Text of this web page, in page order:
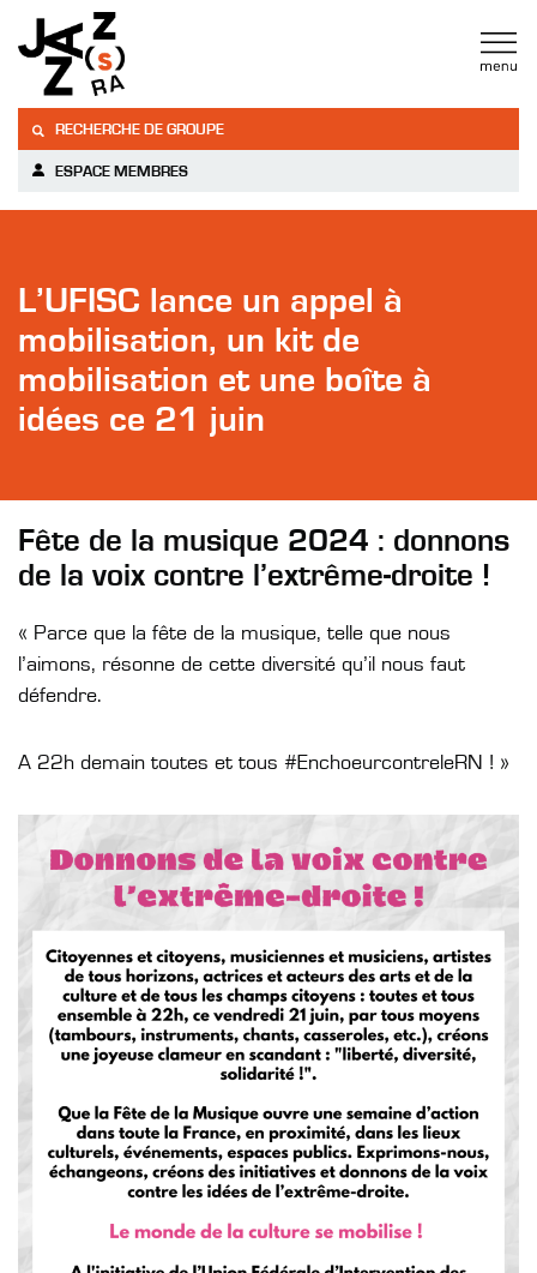
RECHERCHE DE GROUPE
ESPACE MEMBRES
L’UFISC lance un appel à
mobilisation, un kit de
mobilisation et une boîte à
idées ce 21 juin
Fête de la musique 2024 : donnons
de la voix contre l’extrême-droite !
« Parce que la fête de la musique, telle que nous
l’aimons, résonne de cette diversité qu’il nous faut
défendre.
A 22h demain toutes et tous #EnchoeurcontreleRN ! »